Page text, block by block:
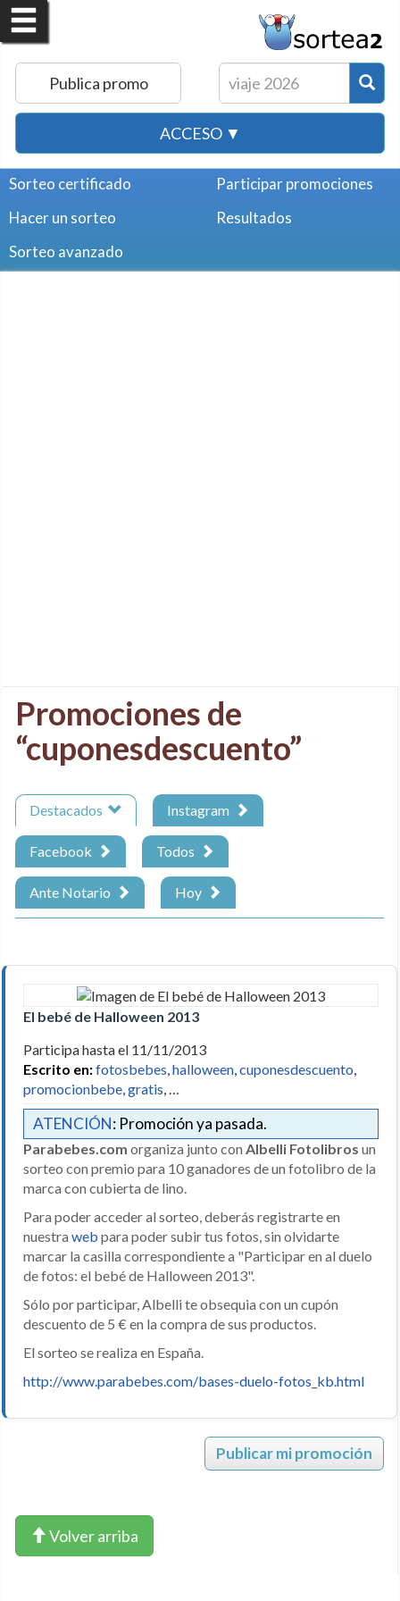
Publica promo
ACCESO ▼
Sorteo certificado
Hacer un sorteo
Sorteo avanzado
Participar promociones
Resultados
Promociones de
“cuponesdescuento”
Destacados Instagram
Facebook Todos
Ante Notario Hoy
El bebé de Halloween 2013
Participa hasta el 11/11/2013
Escrito en:fotosbebes,halloween,cuponesdescuento,
promocionbebe,gratis, …
ATENCIÓN: Promoción ya pasada.
Parabebes.com organiza junto con Albelli Fotolibros un
sorteo con premio para 10 ganadores de un fotolibro de la
marca con cubierta de lino.
Para poder acceder al sorteo, deberás registrarte en
nuestra web para poder subir tus fotos, sin olvidarte
marcar la casilla correspondiente a "Participar en al duelo
de fotos: el bebé de Halloween 2013".
Sólo por participar, Albelli te obsequia con un cupón
descuento de 5 € en la compra de sus productos.
El sorteo se realiza en España.
http://www.parabebes.com/bases-duelo-fotos_kb.html
Publicar mi promoción
Volver arriba